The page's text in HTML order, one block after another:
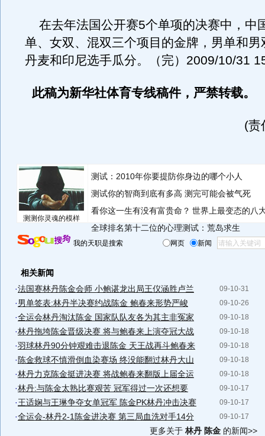
在去年法国公开赛5个单项的决赛中，中
单、女双、混双三个项目的金牌，男单和男
丹麦和印尼选手瓜分。（完）2009/10/31
此稿为新华社体育专线稿件，严禁转载。
(责
测测你灵魂的模样
测试：2010年你要提防你身边的哪个小人
测试你的智商到底有多高 测完可能会被气死
看你这一生有没有富贵命？ 世界上最变态的八
全球排名第十二位的心理测试：荒岛求生
我的天职是搜索 网页 新闻
相关新闻
09-10-31
·法国赛林丹陈金会师 小鲍谌龙出局王仪涵胜卢兰
09-10-26
·男单签表:林丹半决赛约战陈金 鲍春来形势严峻
09-10-18
·全运会林丹淘汰陈金 国家队队友各为其主非冤家
09-10-18
·林丹拖垮陈金晋级决赛 将与鲍春来上演夺冠大战
09-10-18
·羽球林丹90分钟艰难击退陈金 天王战再斗鲍春来
09-10-18
· 陈金救球不慎滑倒血染赛场 终没能翻过林丹大山
09-10-18
·林丹力克陈金挺进决赛 将战鲍春来翻版上届全运
09-10-17
·林丹:与陈金太熟比赛艰苦 冠军得过一次还想要
09-10-17
·王适娴与王琳争夺女单冠军 陈金PK林丹冲击决赛
09-10-17
·全运会-林丹2-1陈金进决赛 第三局血洗对手14分
更多关于 林丹 陈金 的新闻>>